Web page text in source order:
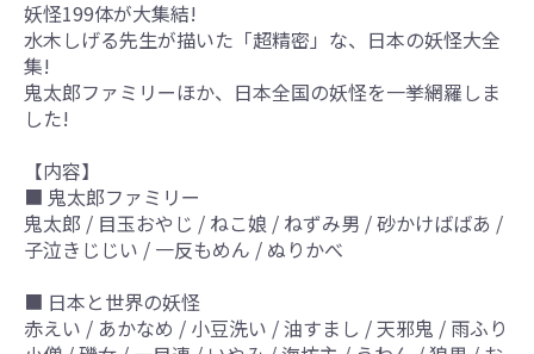
妖怪199体が大集結!
水木しげる先生が描いた「超精密」な、日本の妖怪大全
集!
鬼太郎ファミリーほか、日本全国の妖怪を一挙網羅しま
した!
【内容】
■ 鬼太郎ファミリー
鬼太郎 / 目玉おやじ / ねこ娘 / ねずみ男 / 砂かけばばあ /
子泣きじじい / 一反もめん / ぬりかべ
■ 日本と世界の妖怪
赤えい / あかなめ / 小豆洗い / 油すまし / 天邪鬼 / 雨ふり